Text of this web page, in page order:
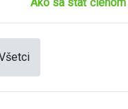
Ako sa stať členom